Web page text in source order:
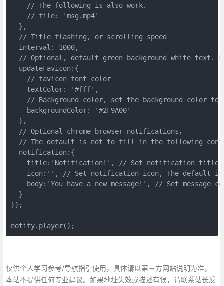
    // The following is also work.
    // file: 'msg.mp4'
  },
  // Title flashing, or scrolling speed
  interval: 1000,
// Optional, default green background white text.
  updateFavicon:{
    // favicon font color
    textColor: '#fff',
// Background color, set the background color
    backgroundColor: '#2F9A00'
  },
  // Optional chrome browser notifications，
// The default is not to fill in the following
  notification:{
    title:'Notification!', // Set notification title
icon:'', // Set notification icon, The default
body:'You have a new message!', // Set message
  }
});
notify.player();
仅供个人学习参考/导航指引使用，具体请以第三方网站说明为准，
本站不提供任何专业建议。如果地址失效或描述有误，请联系站长反